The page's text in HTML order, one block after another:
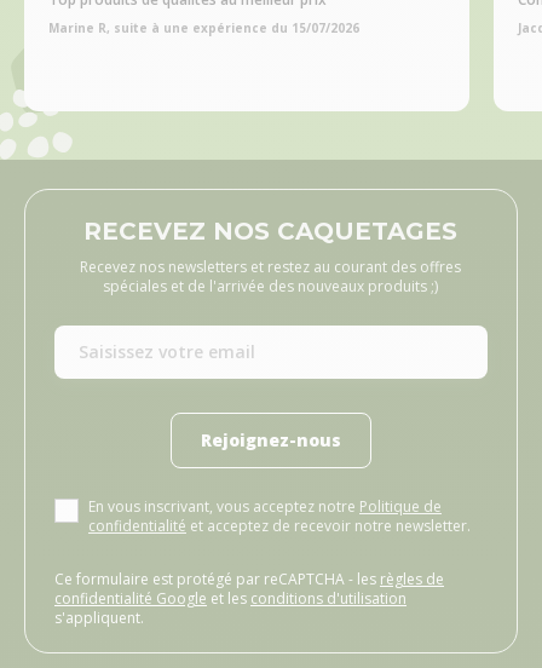
Marine R, suite à une expérience du 15/07/2026
RECEVEZ NOS CAQUETAGES
Recevez nos newsletters et restez au courant des offres
spéciales et de l'arrivée des nouveaux produits ;)
Rejoignez-nous
En vous inscrivant, vous acceptez notre Politique de
confidentialité et acceptez de recevoir notre newsletter.
Ce formulaire est protégé par reCAPTCHA - les règles de
confidentialité Google et les conditions d'utilisation
s'appliquent.